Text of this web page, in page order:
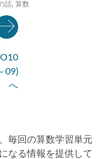
話, 算数
09)
へ
毎回の算数学習単元
なる情報を提供して
(9月~11月)
学受験算数
入試分析・志望校別対策